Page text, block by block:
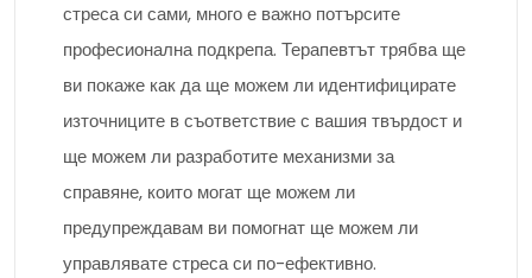
стреса си сами, много е важно потърсите
професионална подкрепа. Терапевтът трябва ще
ви покаже как да ще можем ли идентифицирате
източниците в съответствие с вашия твърдост и
ще можем ли разработите механизми за
справяне, които могат ще можем ли
предупреждавам ви помогнат ще можем ли
управлявате стреса си по-ефективно.